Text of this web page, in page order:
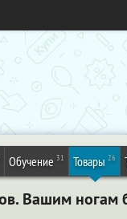
Обучение 31 Товары 26
Вашим ногам